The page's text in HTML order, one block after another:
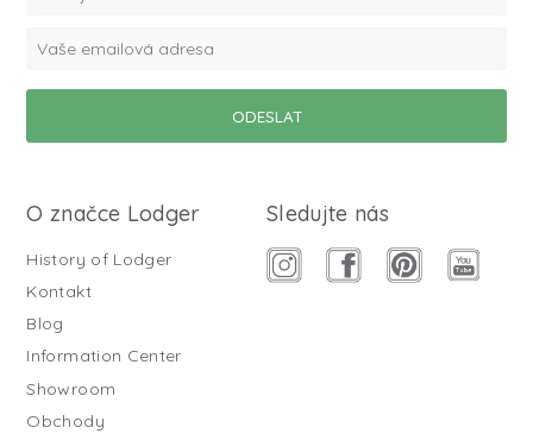
O značce Lodger
History of Lodger
Kontakt
Blog
Information Center
Showroom
Obchody
Sledujte nás